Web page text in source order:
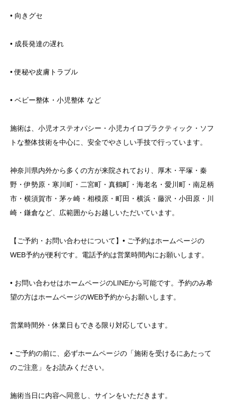
• 向きグセ
• 成長発達の遅れ
• 便秘や皮膚トラブル
• ベビー整体・小児整体 など
施術は、小児オステオパシー・小児カイロプラクティック・ソフ
トな整体技術を中心に、安全でやさしい手技で行っています。
神奈川県内外から多くの方が来院されており、厚木・平塚・秦
野・伊勢原・寒川町・二宮町・真鶴町・海老名・愛川町・南足柄
市・横須賀市・茅ヶ崎・相模原・町田・横浜・藤沢・小田原・川
崎・鎌倉など、広範囲からお越しいただいています。
【ご予約・お問い合わせについて】• ご予約はホームページの
WEB予約が便利です。電話予約は営業時間内にお願いします。
• お問い合わせはホームページのLINEから可能です。予約のみ希
望の方はホームページのWEB予約からお願いします。
営業時間外・休業日もできる限り対応しています。
• ご予約の前に、必ずホームページの「施術を受けるにあたって
のご注意」をお読みください。
施術当日に内容へ同意し、サインをいただきます。